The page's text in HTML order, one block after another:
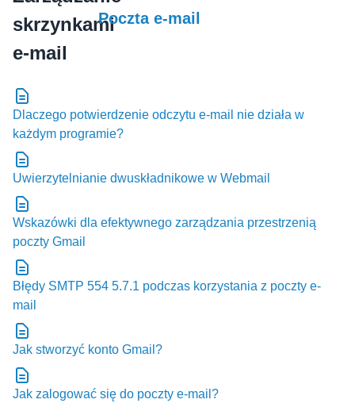
Poczta e-mail
Dlaczego potwierdzenie odczytu e-mail nie działa w
każdym programie?
Uwierzytelnianie dwuskładnikowe w Webmail
Wskazówki dla efektywnego zarządzania przestrzenią
poczty Gmail
Błędy SMTP 554 5.7.1 podczas korzystania z poczty e-
mail
Jak stworzyć konto Gmail?
Jak zalogować się do poczty e-mail?